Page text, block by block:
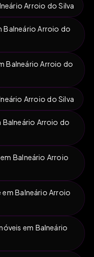
Arroio do Silva
Balneário Arroio do
Balneário Arroio do
Arroio do Silva
Balneário Arroio do
Balneário Arroio
em Balneário Arroio
em Balneário